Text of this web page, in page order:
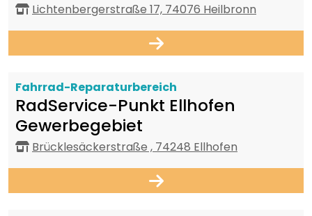
Lichtenbergerstraße 17, 74076 Heilbronn
Fahrrad-Reparaturbereich
RadService-Punkt Ellhofen
Gewerbegebiet
Brücklesäckerstraße , 74248 Ellhofen